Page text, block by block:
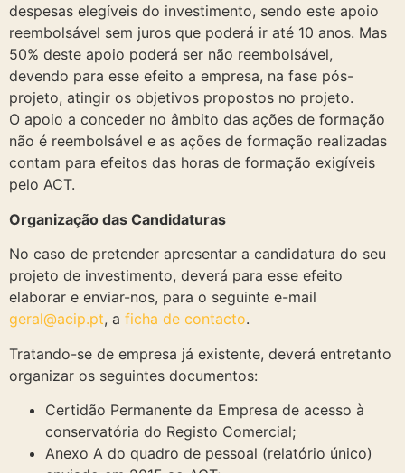
despesas elegíveis do investimento, sendo este apoio
reembolsável sem juros que poderá ir até 10 anos. Mas
50% deste apoio poderá ser não reembolsável,
devendo para esse efeito a empresa, na fase pós-
projeto, atingir os objetivos propostos no projeto.
O apoio a conceder no âmbito das ações de formação
não é reembolsável e as ações de formação realizadas
contam para efeitos das horas de formação exigíveis
pelo ACT.
Organização das Candidaturas
No caso de pretender apresentar a candidatura do seu
projeto de investimento, deverá para esse efeito
elaborar e enviar-nos, para o seguinte e-mail
geral@acip.pt, a ficha de contacto.
Tratando-se de empresa já existente, deverá entretanto
organizar os seguintes documentos:
Certidão Permanente da Empresa de acesso à
conservatória do Registo Comercial;
Anexo A do quadro de pessoal (relatório único)